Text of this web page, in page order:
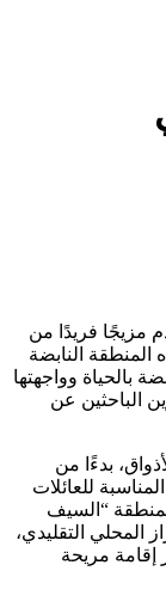
مزيجًا فريدًا من
النابضة
بالحياة وواجهتها
الباحثين عن
بدءًا من
للعائلات
“السيف
المحلي التقليدي،
إقامة مريحة